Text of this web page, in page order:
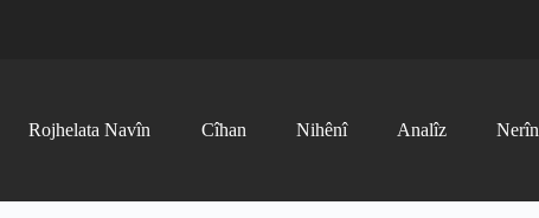
Rojhelata Navîn Cîhan Nihênî Analîz Nerîn